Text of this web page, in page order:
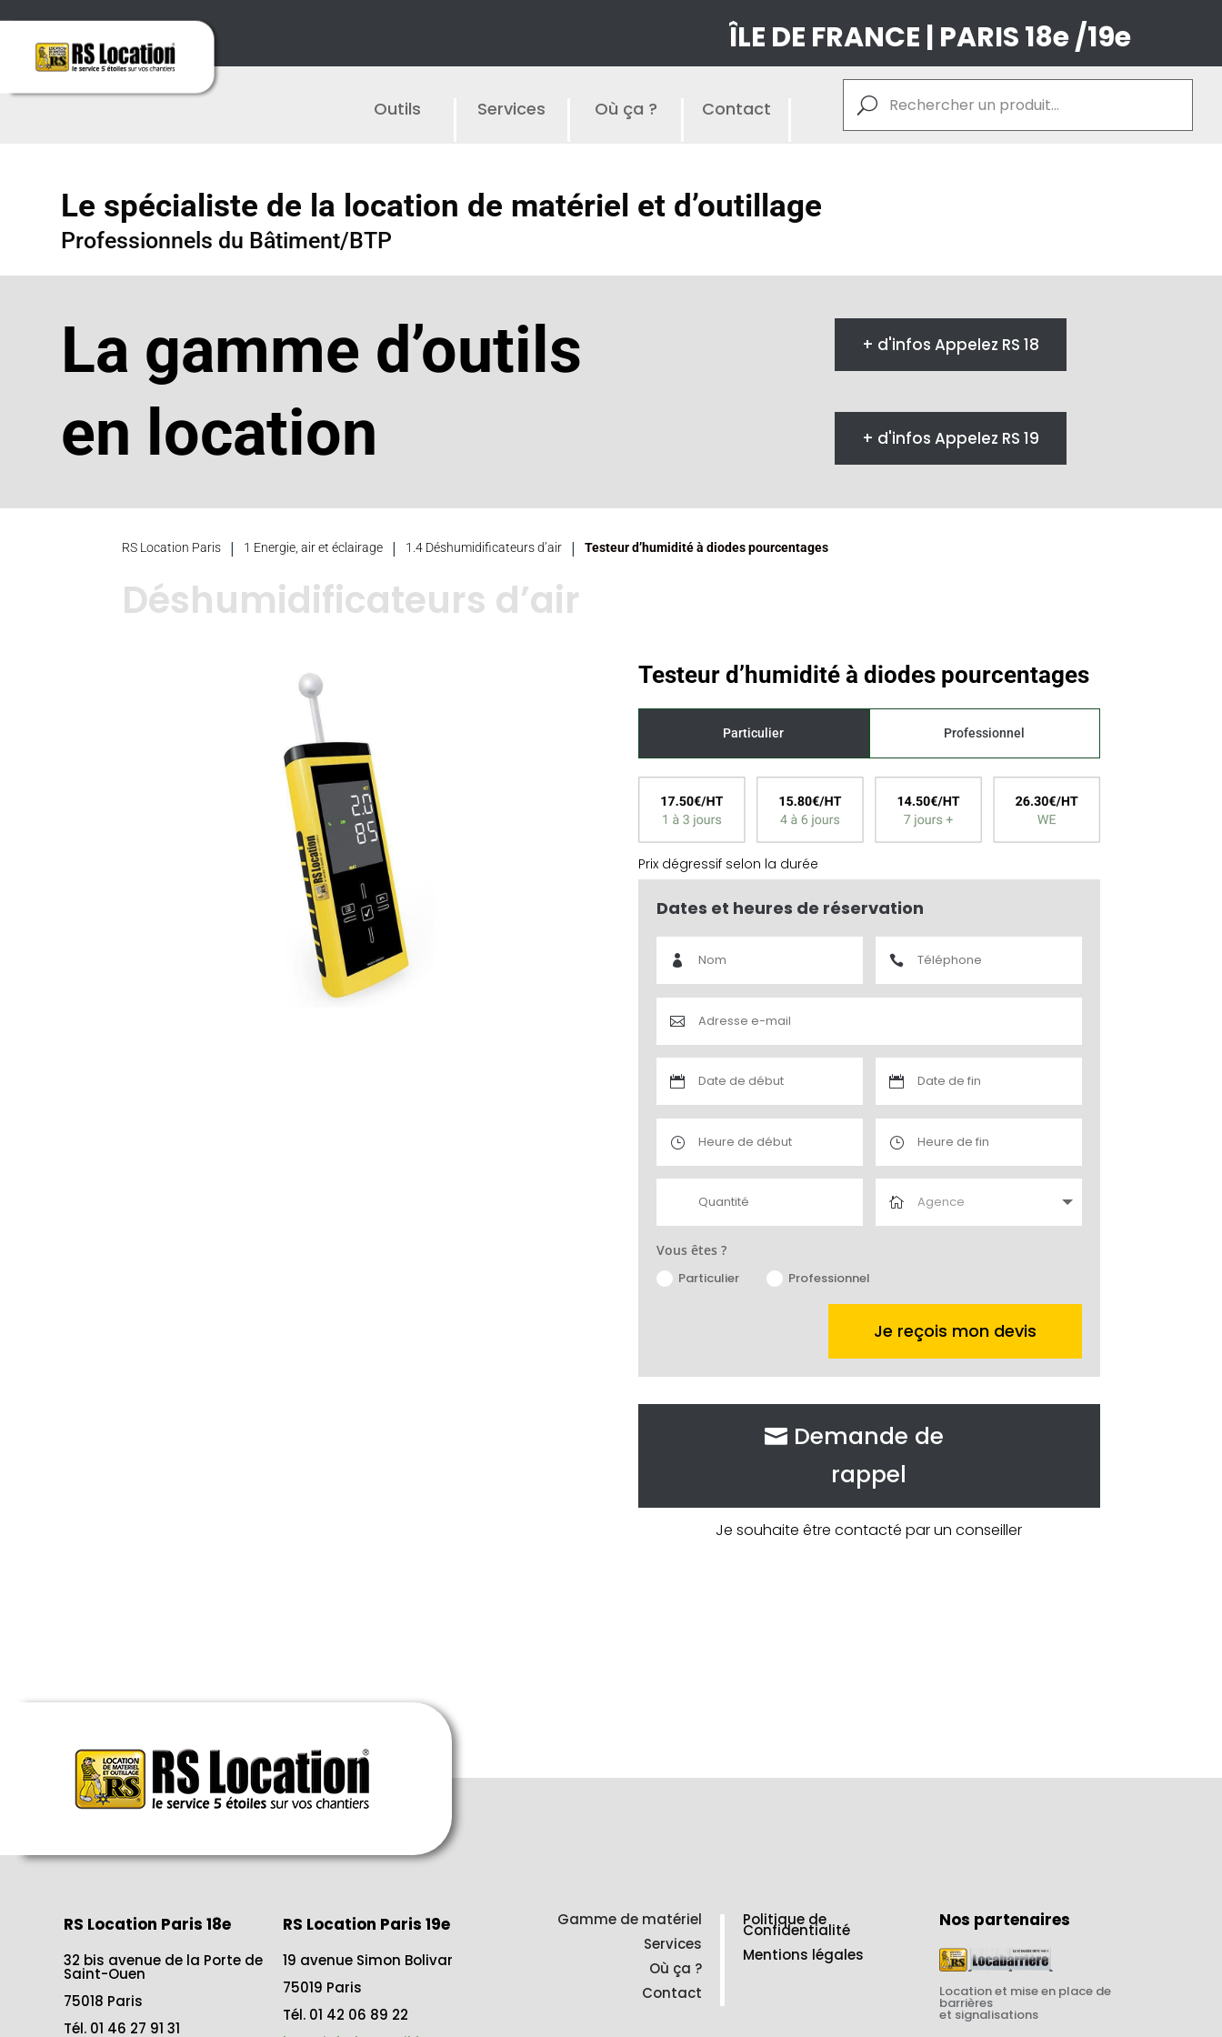
ÎLE DE FRANCE | PARIS 18e /19e
Outils Services Où ça ? Contact
Le spécialiste de la location de matériel et d’outillage
Professionnels du Bâtiment/BTP
La gamme d’outils
en location
+ d'infos Appelez RS 18
+ d'infos Appelez RS 19
RS Location Paris | 1 Energie, air et éclairage | 1.4 Déshumidificateurs d’air | Testeur d’humidité à diodes pourcentages
Déshumidificateurs d’air
Testeur d’humidité à diodes pourcentages
Particulier Professionnel
Prix dégressif selon la durée
Dates et heures de réservation
Vous êtes ?
Particulier
Professionnel
Je reçois mon devis
Demande de
rappel
Je souhaite être contacté par un conseiller
RS Location Paris 18e
32 bis avenue de la Porte de
Saint-Ouen
75018 Paris
Tél. 01 46 27 91 31
RS Location Paris 19e
19 avenue Simon Bolivar
75019 Paris
Tél. 01 42 06 89 22
Gamme de matériel
Services
Où ça ?
Contact
Politique de
Confidentialité
Mentions légales
Nos partenaires
Location et mise en place de
barrières
et signalisations